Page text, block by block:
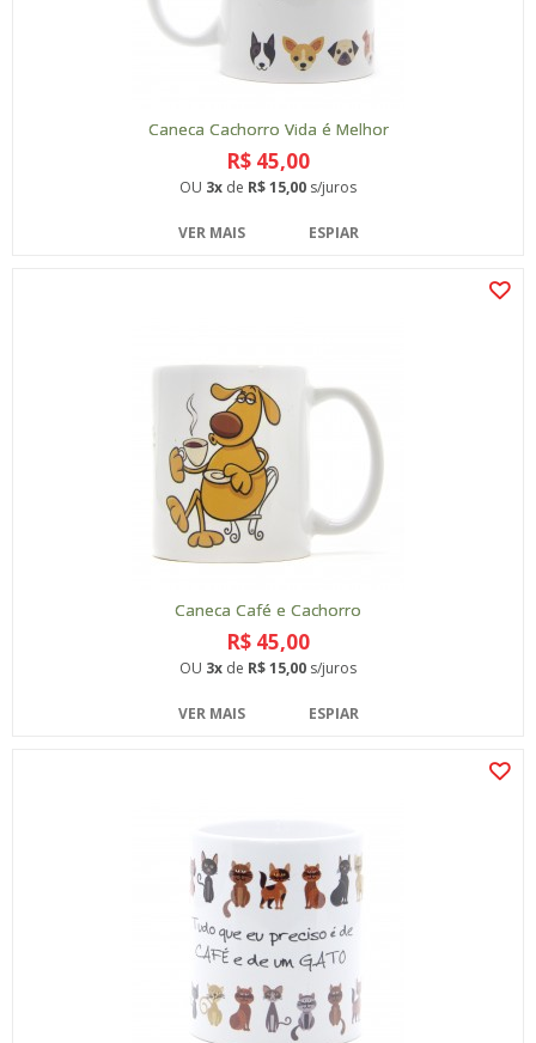
Caneca Cachorro Vida é Melhor
R$ 45,00
OU 3x de R$ 15,00 s/juros
VER MAIS ESPIAR
Caneca Café e Cachorro
R$ 45,00
OU 3x de R$ 15,00 s/juros
VER MAIS ESPIAR